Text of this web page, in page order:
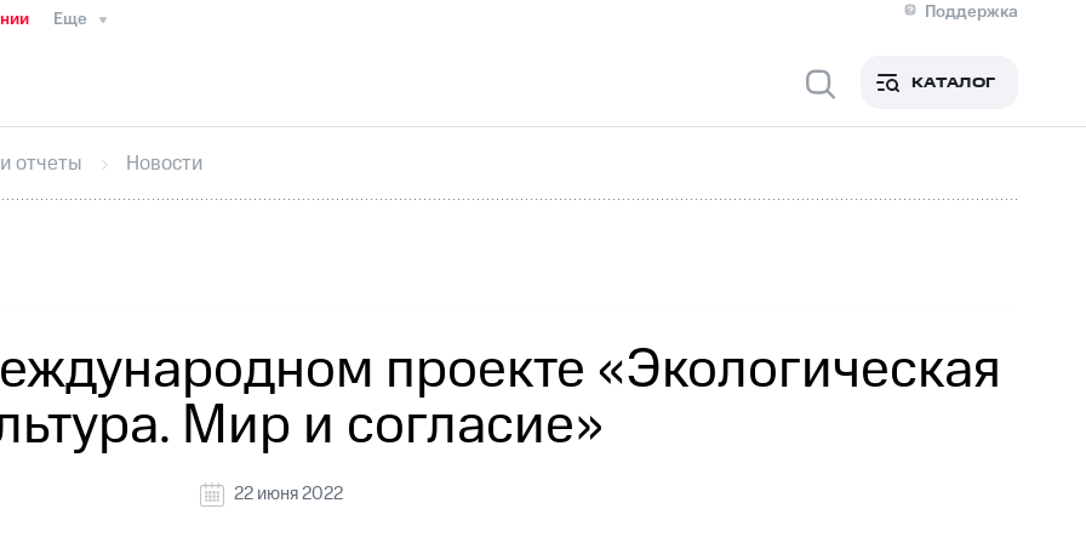
Еще
Поддержка
Медиа-центр
ИнтервьюФинансовая отчетностьКонтактыНовости в регионе
секретарьРаскрытие информации
кабинет акционераАкционерный капиталКонтроль и аудитРынок акций
КАТАЛОГ
отчеты Новости
проекте «Экологическая
Мир и согласие»
22 июня 2022